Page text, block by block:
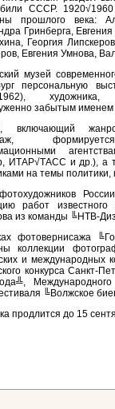
СССР.
прошлого века:
Гринберга,
Георгия
Евгения Умнова,
музей
персональную
забытым именем
включающий
ИТАР√ТАСС и др.), а
на темы политики,
работ
из команды ╚НТВ-
фотовернисажа
коллекции
и международных
конкурса Санкт-
╚Волжское
продлится до 15